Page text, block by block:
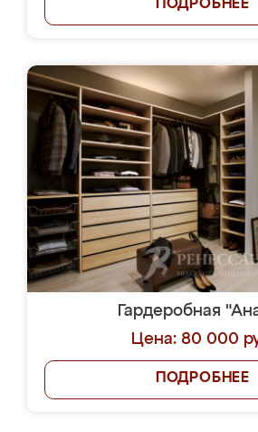
ПОДРОБНЕЕ
Гардеробная
Цена: 80 000
ПОДРОБНЕЕ